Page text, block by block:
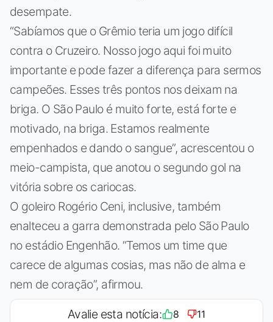
desempate.
“Sabíamos que o Grêmio teria um jogo difícil
contra o Cruzeiro. Nosso jogo aqui foi muito
importante e pode fazer a diferença para sermos
campeões. Esses três pontos nos deixam na
briga. O São Paulo é muito forte, está forte e
motivado, na briga. Estamos realmente
empenhados e dando o sangue”, acrescentou o
meio-campista, que anotou o segundo gol na
vitória sobre os cariocas.
O goleiro Rogério Ceni, inclusive, também
enalteceu a garra demonstrada pelo São Paulo
no estádio Engenhão. “Temos um time que
carece de algumas cosias, mas não de alma e
nem de coração”, afirmou.
Avalie esta notícia: 8 11